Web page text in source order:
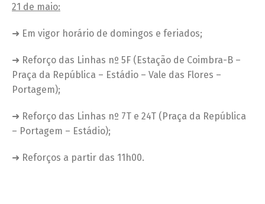
21 de maio:
➜ Em vigor horário de domingos e feriados;
➜ Reforço das Linhas nº 5F (Estação de Coimbra-B –
Praça da República – Estádio – Vale das Flores –
Portagem);
➜ Reforço das Linhas nº 7T e 24T (Praça da República
– Portagem – Estádio);
➜ Reforços a partir das 11h00.